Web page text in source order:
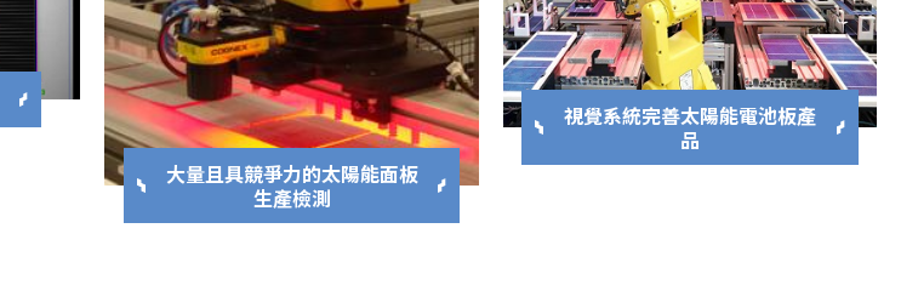
大量且具競爭力的太陽能面板
生產檢測
視覺系統完善太陽能電池板產
品